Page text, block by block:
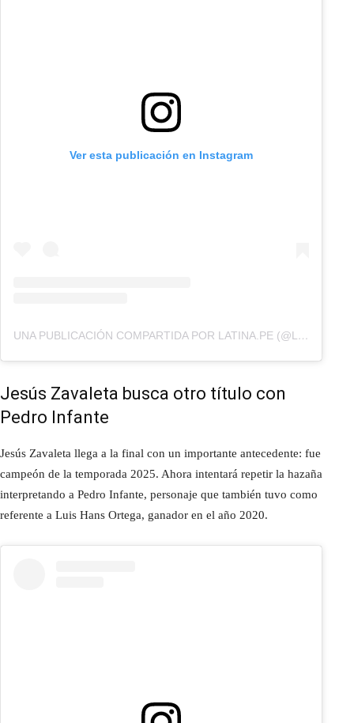
Ver esta publicación en Instagram
UNA PUBLICACIÓN COMPARTIDA POR LATINA.PE (@LATINA.PE)
Jesús Zavaleta busca otro título con
Pedro Infante
Jesús Zavaleta llega a la final con un importante antecedente: fue
campeón de la temporada 2025. Ahora intentará repetir la hazaña
interpretando a Pedro Infante, personaje que también tuvo como
referente a Luis Hans Ortega, ganador en el año 2020.